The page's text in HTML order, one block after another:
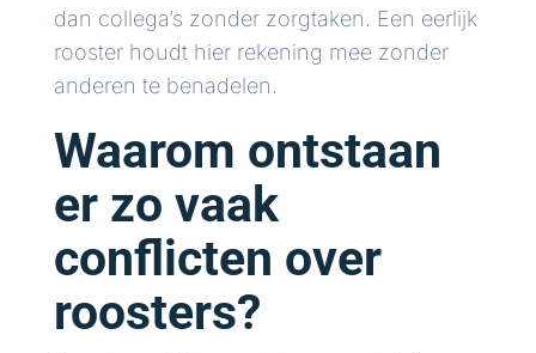
dan collega’s zonder zorgtaken. Een eerlijk
rooster houdt hier rekening mee zonder
anderen te benadelen.
Waarom ontstaan
er zo vaak
conflicten over
roosters?